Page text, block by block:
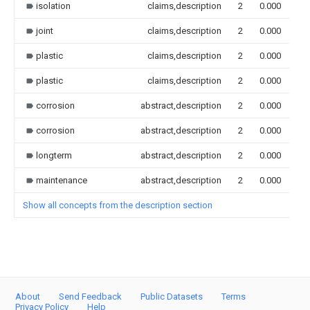
isolation claims,description 2 0.000
joint claims,description 2 0.000
plastic claims,description 2 0.000
plastic claims,description 2 0.000
corrosion abstract,description 2 0.000
corrosion abstract,description 2 0.000
longterm abstract,description 2 0.000
maintenance abstract,description 2 0.000
Show all concepts from the description section
About Send Feedback Public Datasets
Terms
Privacy Policy
Help